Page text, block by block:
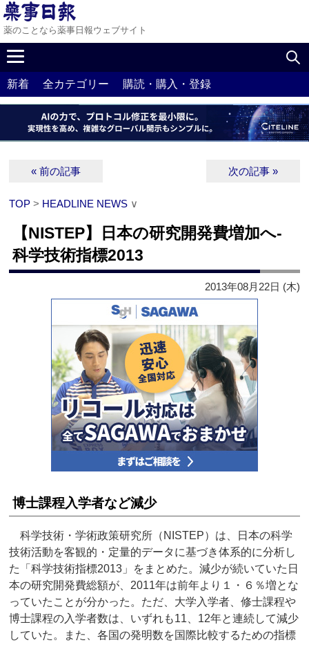
薬のことなら薬事日報ウェブサイト
新着 全カテゴリー 購読・購入・登録
« 前の記事 次の記事 »
TOP > HEADLINE NEWS ∨
【NISTEP】日本の研究開発費増加へ‐
科学技術指標2013
2013年08月22日 (木)
博士課程入学者など減少
科学技術・学術政策研究所（NISTEP）は、日本の科学
技術活動を客観的・定量的データに基づき体系的に分析し
た「科学技術指標2013」をまとめた。減少が続いていた日
本の研究開発費総額が、2011年は前年より１・６％増とな
っていたことが分かった。ただ、大学入学者、修士課程や
博士課程の入学者数は、いずれも11、12年と連続して減少
していた。また、各国の発明数を国際比較するための指標